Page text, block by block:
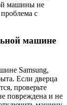
машины не
с
машине
Samsung,
Если дверца
проверьте
повреждена и не